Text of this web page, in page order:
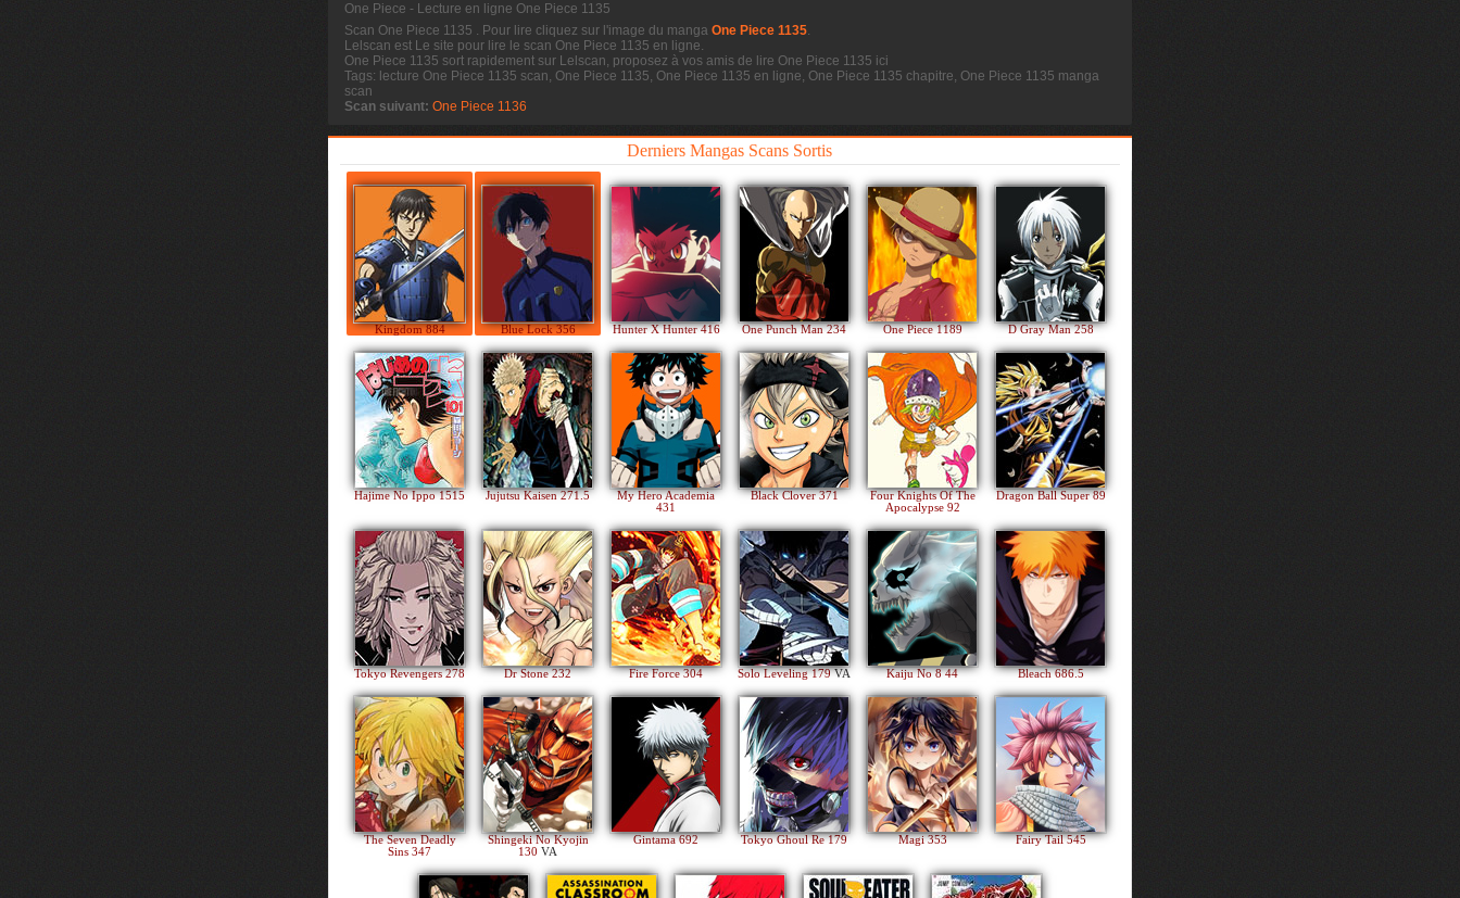
One Piece - Lecture en ligne One Piece 1135
Scan One Piece 1135 . Pour lire cliquez sur l'image du manga One Piece 1135.
Lelscan est Le site pour lire le scan One Piece 1135 en ligne.
One Piece 1135 sort rapidement sur Lelscan, proposez à vos amis de lire One Piece 1135 ici
Tags: lecture One Piece 1135 scan, One Piece 1135, One Piece 1135 en ligne, One Piece 1135 chapitre, One Piece 1135 manga
scan
Scan suivant: One Piece 1136
Derniers Mangas Scans Sortis
Kingdom 884 Blue Lock 356 Hunter X Hunter 416 One Punch Man 234 One Piece 1189 D Gray Man 258
Hajime No Ippo 1515 Jujutsu Kaisen 271.5
My Hero Academia
431
Black Clover 371
Four Knights Of The
Apocalypse 92
Dragon Ball Super 89
Tokyo Revengers 278 Dr Stone 232 Fire Force 304 Solo Leveling 179VA Kaiju No 8 44 Bleach 686.5
The Seven Deadly
Sins 347
Shingeki No Kyojin
130 VA
Gintama 692 Tokyo Ghoul Re 179 Magi 353 Fairy Tail 545